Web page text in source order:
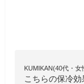
KUMIKAN(40代・女
こちらの保冷